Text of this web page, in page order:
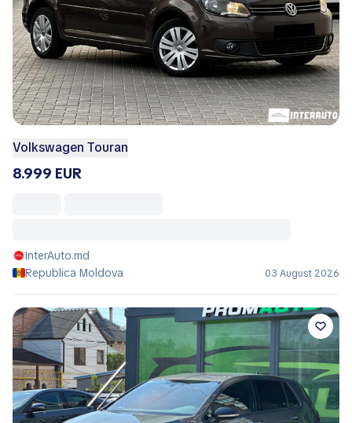
Volkswagen Touran
8.999 EUR
InterAuto.md
Republica Moldova
03 August 2026